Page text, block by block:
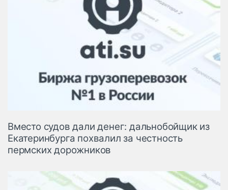
Вместо судов дали денег: дальнобойщик из
Екатеринбурга похвалил за честность
пермских дорожников